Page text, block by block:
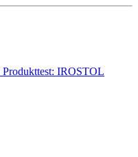
Produkttest: IROSTOL